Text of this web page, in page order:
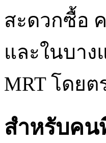
สะดวกซื้อ
และในบาง
MRT โดย
สำหรับคน